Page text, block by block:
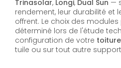
Trinasolar, Longi, Dual Sun —
rendement, leur durabilité et
offrent. Le choix des modules
déterminé lors de l'étude
configuration de votre toiture
tuile ou sur tout autre